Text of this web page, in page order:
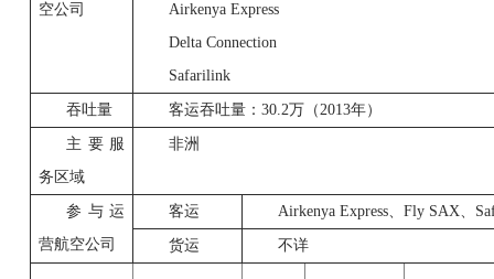
空公司
Airkenya Express
Delta Connection
Safarilink
吞吐量 客运吞吐量：30.2万（2013年）
主要服
务区域
非洲
参与运
营航空公司
客运 Airkenya Express、Fly SAX、
货运 不详